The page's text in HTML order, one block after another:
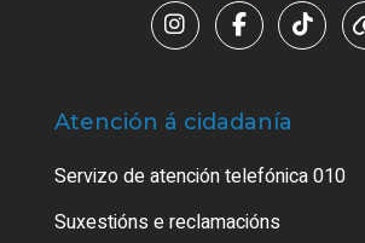
Atención á cidadanía
Servizo de atención telefónica 010
Suxestións e reclamacións